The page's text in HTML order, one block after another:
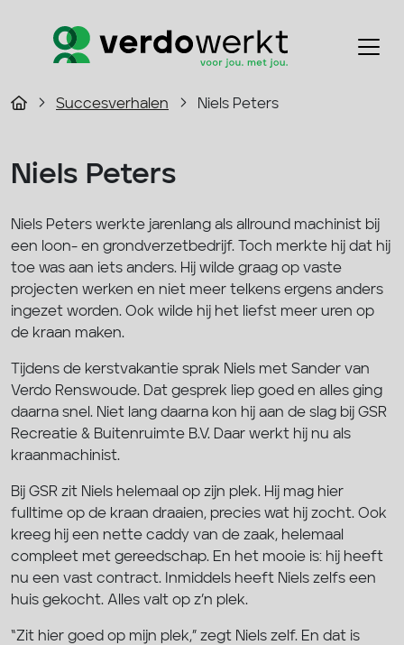
Succesverhalen Niels Peters
Niels Peters
Niels Peters werkte jarenlang als allround machinist bij
een loon- en grondverzetbedrijf. Toch merkte hij dat hij
toe was aan iets anders. Hij wilde graag op vaste
projecten werken en niet meer telkens ergens anders
ingezet worden. Ook wilde hij het liefst meer uren op
de kraan maken.
Tijdens de kerstvakantie sprak Niels met Sander van
Verdo Renswoude. Dat gesprek liep goed en alles ging
daarna snel. Niet lang daarna kon hij aan de slag bij GSR
Recreatie & Buitenruimte B.V. Daar werkt hij nu als
kraanmachinist.
Bij GSR zit Niels helemaal op zijn plek. Hij mag hier
fulltime op de kraan draaien, precies wat hij zocht. Ook
kreeg hij een nette caddy van de zaak, helemaal
compleet met gereedschap. En het mooie is: hij heeft
nu een vast contract. Inmiddels heeft Niels zelfs een
huis gekocht. Alles valt op z’n plek.
“Zit hier goed op mijn plek,” zegt Niels zelf. En dat is